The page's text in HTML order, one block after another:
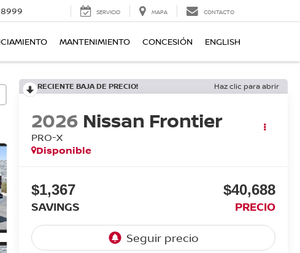
SERVICIO MAPA CONTACTO
MANTENIMIENTO CONCESIÓN ENGLISH
RECIENTE BAJA DE PRECIO! Haz clic para abrir
2026 Nissan Frontier
PRO-X
Disponible
$1,367
SAVINGS
$40,688
PRECIO